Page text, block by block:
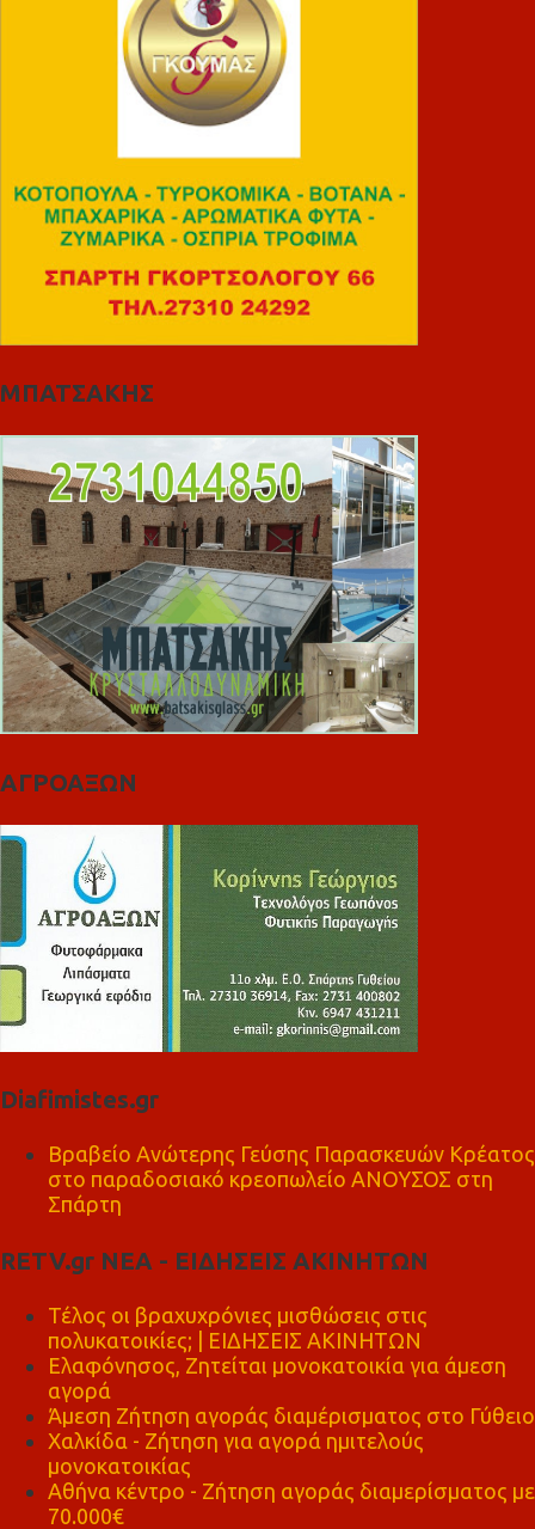
ΜΠΑΤΣΑΚΗΣ
ΑΓΡΟΑΞΩΝ
Diafimistes.gr
Βραβείο Ανώτερης Γεύσης Παρασκευών Κρέατος
στο παραδοσιακό κρεοπωλείο ΑΝΟΥΣΟΣ στη
Σπάρτη
RETV.gr ΝΕΑ - ΕΙΔΗΣΕΙΣ ΑΚΙΝΗΤΩΝ
Τέλος οι βραχυχρόνιες μισθώσεις στις
πολυκατοικίες; | ΕΙΔΗΣΕΙΣ ΑΚΙΝΗΤΩΝ
Ελαφόνησος, Ζητείται μονοκατοικία για άμεση
αγορά
Άμεση Ζήτηση αγοράς διαμέρισματος στο Γύθειο
Χαλκίδα - Ζήτηση για αγορά ημιτελούς
μονοκατοικίας
Αθήνα κέντρο - Ζήτηση αγοράς διαμερίσματος με
70.000€